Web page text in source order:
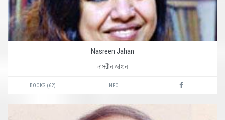
Nasreen Jahan
নাসরীন জাহান
BOOKS (62) INFO